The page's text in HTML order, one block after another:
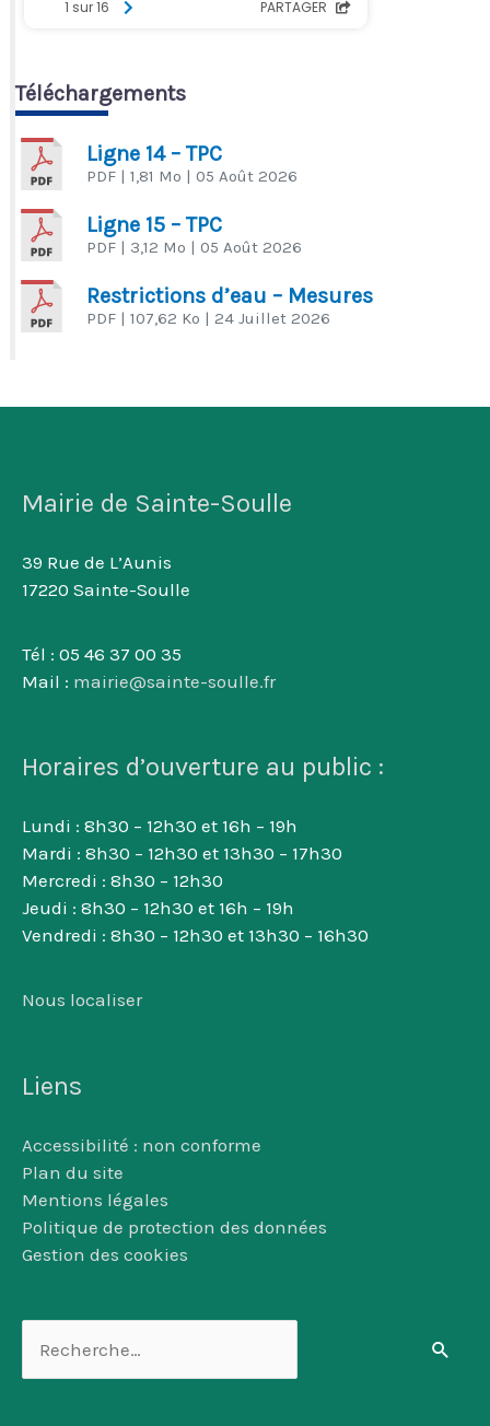
Téléchargements
Ligne 14 – TPC
PDF | 1,81 Mo | 05 Août 2026
Ligne 15 – TPC
PDF | 3,12 Mo | 05 Août 2026
Restrictions d’eau – Mesures
PDF | 107,62 Ko | 24 Juillet 2026
Mairie de Sainte-Soulle
39 Rue de L’Aunis
17220 Sainte-Soulle
Tél : 05 46 37 00 35
Mail : mairie@sainte-soulle.fr
Horaires d’ouverture au public :
Lundi : 8h30 – 12h30 et 16h – 19h
Mardi : 8h30 – 12h30 et 13h30 – 17h30
Mercredi : 8h30 – 12h30
Jeudi : 8h30 – 12h30 et 16h – 19h
Vendredi : 8h30 – 12h30 et 13h30 – 16h30
Nous localiser
Liens
Accessibilité : non conforme
Plan du site
Mentions légales
Politique de protection des données
Gestion des cookies